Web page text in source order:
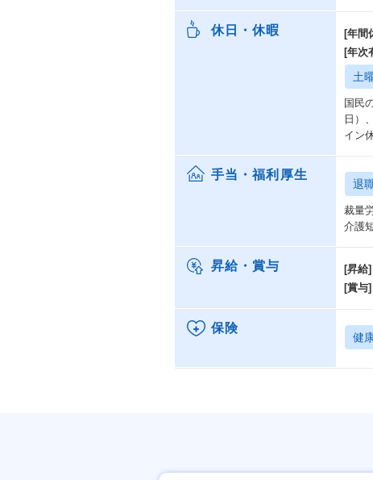
休日・休暇 [年間
[年次
土
国民
日）
イン
手当・福利厚生
退
裁量
介護
昇給・賞与 [昇給]
[賞与]
保険
健